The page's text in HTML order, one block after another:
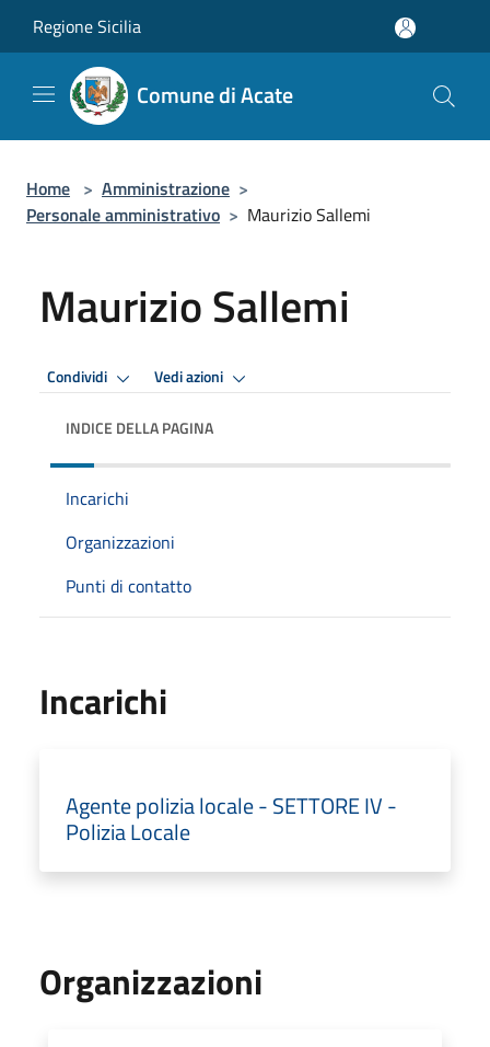
Regione Sicilia
Comune di Acate
Home > Amministrazione >
Personale amministrativo > Maurizio Sallemi
Maurizio Sallemi
Condividi Vedi azioni
INDICE DELLA PAGINA
Incarichi
Organizzazioni
Punti di contatto
Incarichi
Agente polizia locale - SETTORE IV -
Polizia Locale
Organizzazioni